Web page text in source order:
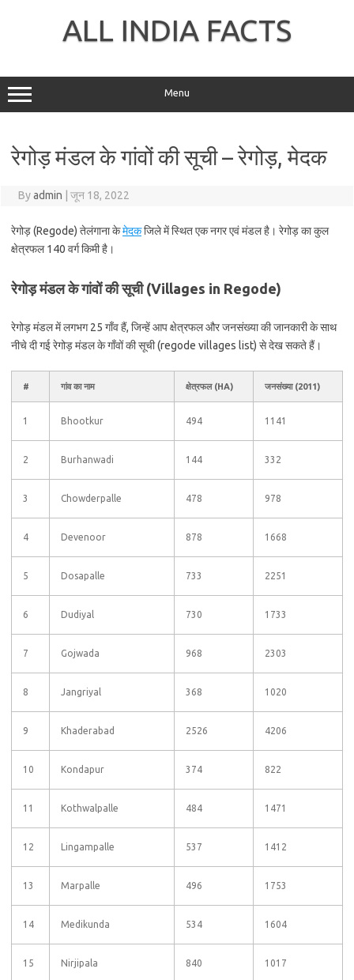
ALL INDIA FACTS
Menu
रेगोड़ मंडल के गांवों की सूची – रेगोड़, मेदक
Byadmin जून 18, 2022
रेगोड़ (Regode) तेलंगाना केमेदकजिले में स्थित एक नगर एवं मंडल है। रेगोड़ का कुल
क्षेत्रफल 140 वर्ग किमी है।
रेगोड़ मंडल के गांवों की सूची (Villages in Regode)
रेगोड़ मंडल में लगभग 25 गाँव हैं, जिन्हें आप क्षेत्रफल और जनसंख्या की जानकारी के साथ
नीचे दी गई रेगोड़ मंडल के गाँवों की सूची (regode villages list) से देख सकते हैं।
# गांव का नाम क्षेत्रफल (HA) जनसंख्या (2011)
1 Bhootkur 494 1141
2 Burhanwadi 144 332
3 Chowderpalle 478 978
4 Devenoor 878 1668
5 Dosapalle 733 2251
6 Dudiyal 730 1733
7 Gojwada 968 2303
8 Jangriyal 368 1020
9 Khaderabad 2526 4206
10 Kondapur 374 822
11 Kothwalpalle 484 1471
12 Lingampalle 537 1412
13 Marpalle 496 1753
14 Medikunda 534 1604
15 Nirjipala 840 1017